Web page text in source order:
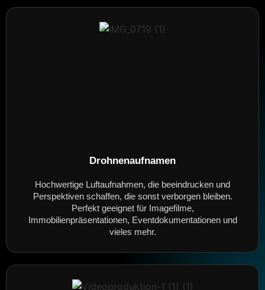
Drohnenaufnamen
Hochwertige Luftaufnahmen, die beeindrucken und
Perspektiven schaffen, die sonst verborgen bleiben.
Perfekt geeignet für Imagefilme,
Immobilienpräsentationen, Eventdokumentationen und
vieles mehr.